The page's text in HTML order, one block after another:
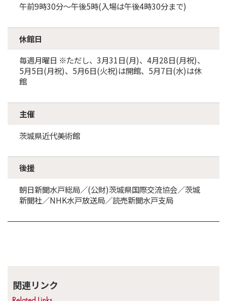
午前9時30分～午後5時(入場は午後4時30分まで)
休館日
毎週月曜日 ※ただし、3月31日(月)、4月28日(月祝)、
5月5日(月祝)、5月6日(火祝)は開館、5月7日(水)は休
館
主催
茨城県近代美術館
後援
朝日新聞水戸総局／(公財)茨城県国際交流協会／茨城
新聞社／NHK水戸放送局／読売新聞水戸支局
関連リンク